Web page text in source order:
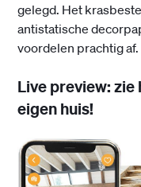
gelegd. Het
antistatische
voordelen prachtig af.
Live preview: zie
eigen huis!